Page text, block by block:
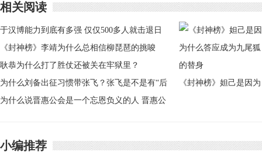
相关阅读
于汉博能力到底有多强 仅仅500多人就击退日
本1万多人
《封神榜》李靖为什么总相信柳琵琶的挑唆
耿恭为什么打了胜仗还被关在牢狱里？
为什么刘备出征习惯带张飞？张飞是不是有“后
台”？
为什么说晋惠公会是一个忘恩负义的人 晋惠公
《封神榜》妲己是因为
小编推荐